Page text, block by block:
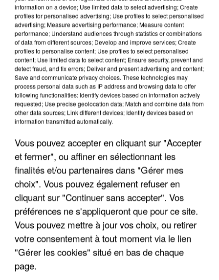
LES INTERVIEWS CHANTE
FRANCE
Voir plus
"JE SUIS À DISPOSITION DES
ENFOIRÉS"
"ON A TOUS LE TRAC"
"ON N'EST PAS DES PARENTS
information on a device; Use limited data to select advertising; Create
profiles for personalised advertising; Use profiles to select personalised
advertising; Measure advertising performance; Measure content
performance; Understand audiences through statistics or combinations
of data from different sources; Develop and improve services; Create
profiles to personalise content; Use profiles to select personalised
content; Use limited data to select content; Ensure security, prevent and
detect fraud, and fix errors; Deliver and present advertising and content;
Save and communicate privacy choices. These technologies may
process personal data such as IP address and browsing data to offer
following functionalities: Identify devices based on information actively
requested; Use precise geolocation data; Match and combine data from
other data sources; Link different devices; Identify devices based on
information transmitted automatically.
Vous pouvez accepter en cliquant sur "Accepter
et fermer", ou affiner en sélectionnant les
finalités et/ou partenaires dans "Gérer mes
choix". Vous pouvez également refuser en
cliquant sur "Continuer sans accepter". Vos
préférences ne s'appliqueront que pour ce site.
Vous pouvez mettre à jour vos choix, ou retirer
votre consentement à tout moment via le lien
"Gérer les cookies" situé en bas de chaque
page.